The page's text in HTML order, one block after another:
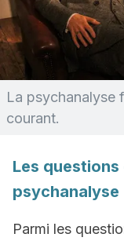
La psychanalyse
courant.
Les
psychanalyse
Parmi les